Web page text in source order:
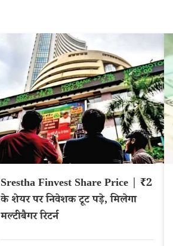
Srestha Finvest Share Price | ₹2
के शेयर पर निवेशक टूट पड़े, मिलेगा
मल्टीबैगर रिटर्न